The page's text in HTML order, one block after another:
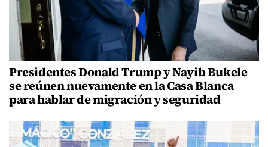
Presidentes Donald Trump y Nayib Bukele
se reúnen nuevamente en la Casa Blanca
para hablar de migración y seguridad